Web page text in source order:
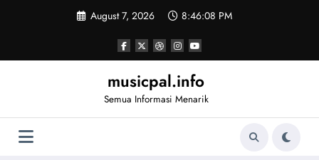
August 7, 2026 8:46:08 PM
musicpal.info
Semua Informasi Menarik